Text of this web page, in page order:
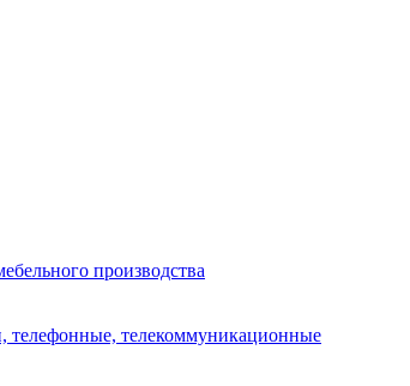
производства
телефонные, телекоммуникационные